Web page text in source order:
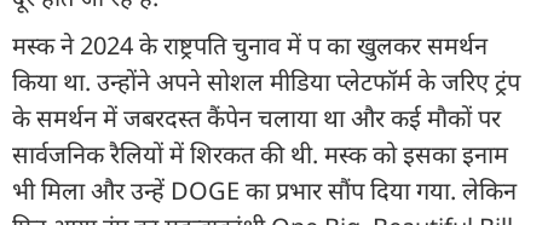
मस्क ने 2024 के राष्ट्रपति चुनाव में प का खुलकर समर्थन
किया था. उन्होंने अपने सोशल मीडिया प्लेटफॉर्म के जरिए ट्रंप
के समर्थन में जबरदस्त कैंपेन चलाया था और कई मौकों पर
सार्वजनिक रैलियों में शिरकत की थी. मस्क को इसका इनाम
भी मिला और उन्हें DOGE का प्रभार सौंप दिया गया. लेकिन